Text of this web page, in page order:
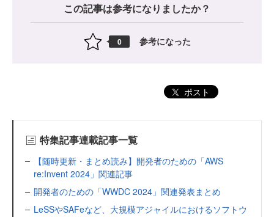
この記事は参考になりましたか？
0 参考になった
ポスト
特集記事連載記事一覧
【随時更新・まとめ読み】開発者のための「AWS
re:Invent 2024」関連記事
開発者のための「WWDC 2024」関連発表まとめ
LeSSやSAFeなど、大規模アジャイルにおけるソフトウ